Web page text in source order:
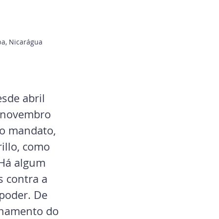
Nicarágua
abril
mandato,
como
algum
contra a
De
do